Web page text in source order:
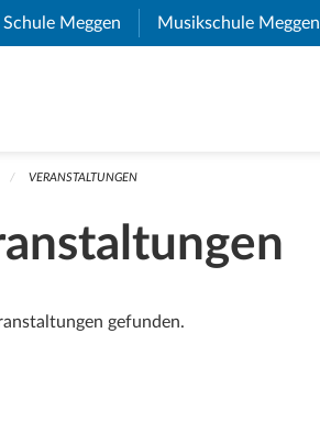
Schule Meggen (External Link)
Musikschule Meggen
VERANSTALTUNGEN
gefunden.